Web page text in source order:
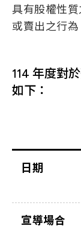
具有股權性
或賣出之行為
114 年度對
如下：
日期
宣導場合